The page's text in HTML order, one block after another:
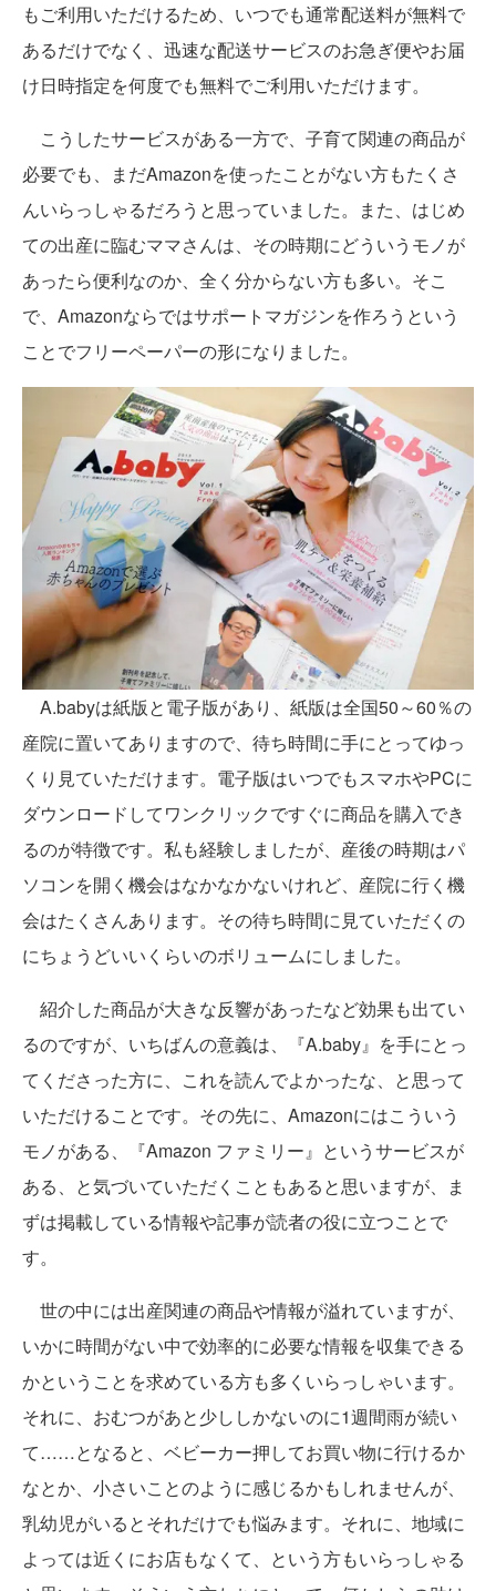
もご利用いただけるため、いつでも通常配送料が無料で
あるだけでなく、迅速な配送サービスのお急ぎ便やお届
け日時指定を何度でも無料でご利用いただけます。
こうしたサービスがある一方で、子育て関連の商品が
必要でも、まだAmazonを使ったことがない方もたくさ
んいらっしゃるだろうと思っていました。また、はじめ
ての出産に臨むママさんは、その時期にどういうモノが
あったら便利なのか、全く分からない方も多い。そこ
で、Amazonならではサポートマガジンを作ろうという
ことでフリーペーパーの形になりました。
A.babyは紙版と電子版があり、紙版は全国50～60％の
産院に置いてありますので、待ち時間に手にとってゆっ
くり見ていただけます。電子版はいつでもスマホやPCに
ダウンロードしてワンクリックですぐに商品を購入でき
るのが特徴です。私も経験しましたが、産後の時期はパ
ソコンを開く機会はなかなかないけれど、産院に行く機
会はたくさんあります。その待ち時間に見ていただくの
にちょうどいいくらいのボリュームにしました。
紹介した商品が大きな反響があったなど効果も出てい
るのですが、いちばんの意義は、『A.baby』を手にとっ
てくださった方に、これを読んでよかったな、と思って
いただけることです。その先に、Amazonにはこういう
モノがある、『Amazon ファミリー』というサービスが
ある、と気づいていただくこともあると思いますが、ま
ずは掲載している情報や記事が読者の役に立つことで
す。
世の中には出産関連の商品や情報が溢れていますが、
いかに時間がない中で効率的に必要な情報を収集できる
かということを求めている方も多くいらっしゃいます。
それに、おむつがあと少ししかないのに1週間雨が続い
て……となると、ベビーカー押してお買い物に行けるか
なとか、小さいことのように感じるかもしれませんが、
乳幼児がいるとそれだけでも悩みます。それに、地域に
よっては近くにお店もなくて、という方もいらっしゃる